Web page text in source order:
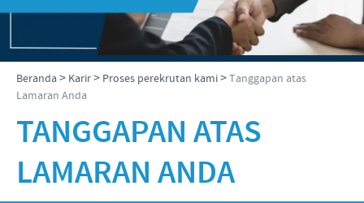
Sekilas Perusahaan
Ceva Indonesia
Sejarah kami
Nilai-nilai kami
Penelitian dan Pengembangan
PRODUK
Daftar Produk
Unggas
Babi
Sapi
INFORMASI TEKNIS
Disease Surveillance
BERITA & MEDIA
Berita Kegiatan
PERAN & TANGGUNG JAWAB
Beranda> Karir> Proses perekrutan kami>Tanggapan atas
Lamaran Anda
TANGGAPAN ATAS
LAMARAN ANDA